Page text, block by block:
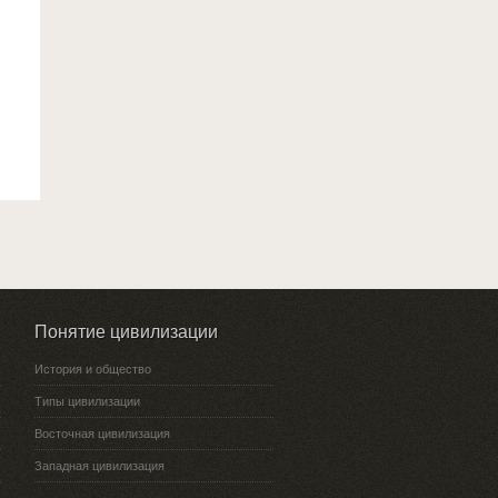
Понятие цивилизации
История и общество
Типы цивилизации
Восточная цивилизация
Западная цивилизация